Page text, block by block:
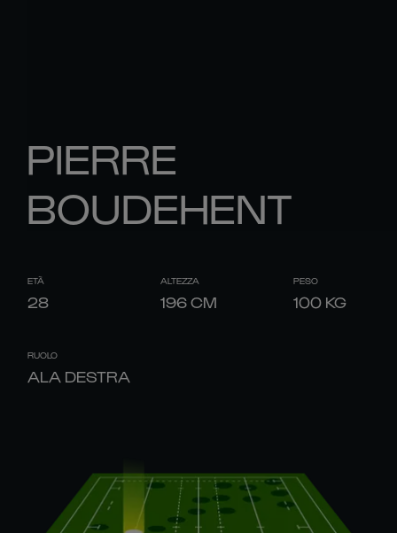
PIERRE
BOUDEHENT
ETÀ
28
ALTEZZA
196CM
PESO
100 KG
RUOLO
ALA DESTRA